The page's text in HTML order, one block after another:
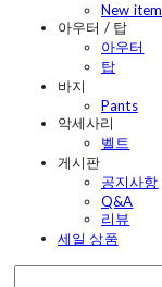
New item
아우터 / 탑
아우터
탑
바지
Pants
악세사리
벨트
게시판
공지사항
Q&A
리뷰
세일 상품